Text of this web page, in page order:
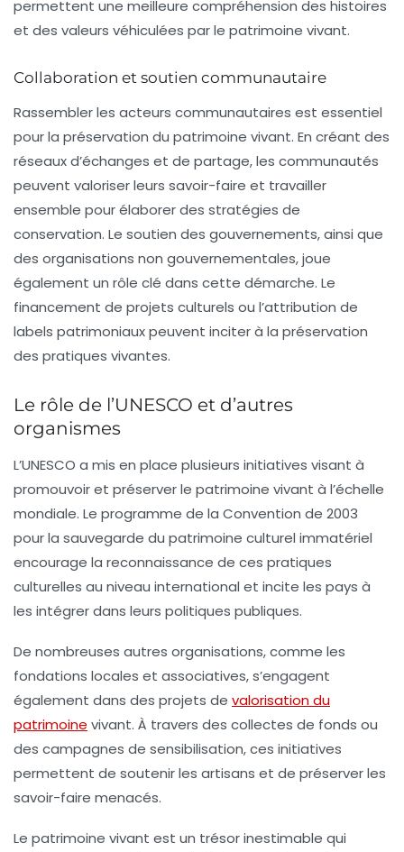
permettent une meilleure compréhension des histoires
et des valeurs véhiculées par le patrimoine vivant.
Collaboration et soutien communautaire
Rassembler les acteurs communautaires est essentiel
pour la préservation du patrimoine vivant. En créant des
réseaux d’échanges et de partage, les communautés
peuvent valoriser leurs savoir-faire et travailler
ensemble pour élaborer des stratégies de
conservation. Le soutien des gouvernements, ainsi que
des organisations non gouvernementales, joue
également un rôle clé dans cette démarche. Le
financement de projets culturels ou l’attribution de
labels patrimoniaux peuvent inciter à la préservation
des pratiques vivantes.
Le rôle de l’UNESCO et d’autres
organismes
L’UNESCO a mis en place plusieurs initiatives visant à
promouvoir et préserver le patrimoine vivant à l’échelle
mondiale. Le programme de la Convention de 2003
pour la sauvegarde du patrimoine culturel immatériel
encourage la reconnaissance de ces pratiques
culturelles au niveau international et incite les pays à
les intégrer dans leurs politiques publiques.
De nombreuses autres organisations, comme les
fondations locales et associatives, s’engagent
également dans des projets de valorisation du
patrimoine vivant. À travers des collectes de fonds ou
des campagnes de sensibilisation, ces initiatives
permettent de soutenir les artisans et de préserver les
savoir-faire menacés.
Le patrimoine vivant est un trésor inestimable qui